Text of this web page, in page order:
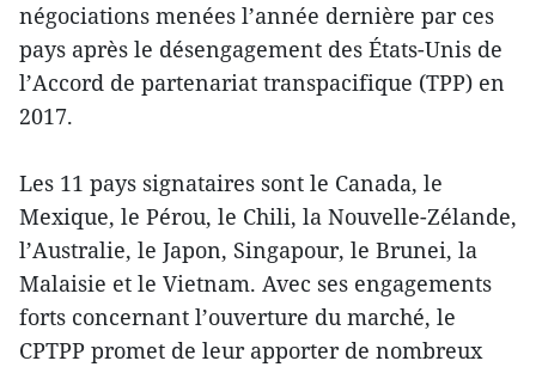
négociations menées l’année dernière par ces
pays après le désengagement des États-Unis de
l’Accord de partenariat transpacifique (TPP) en
2017.
Les 11 pays signataires sont le Canada, le
Mexique, le Pérou, le Chili, la Nouvelle-Zélande,
l’Australie, le Japon, Singapour, le Brunei, la
Malaisie et le Vietnam. Avec ses engagements
forts concernant l’ouverture du marché, le
CPTPP promet de leur apporter de nombreux